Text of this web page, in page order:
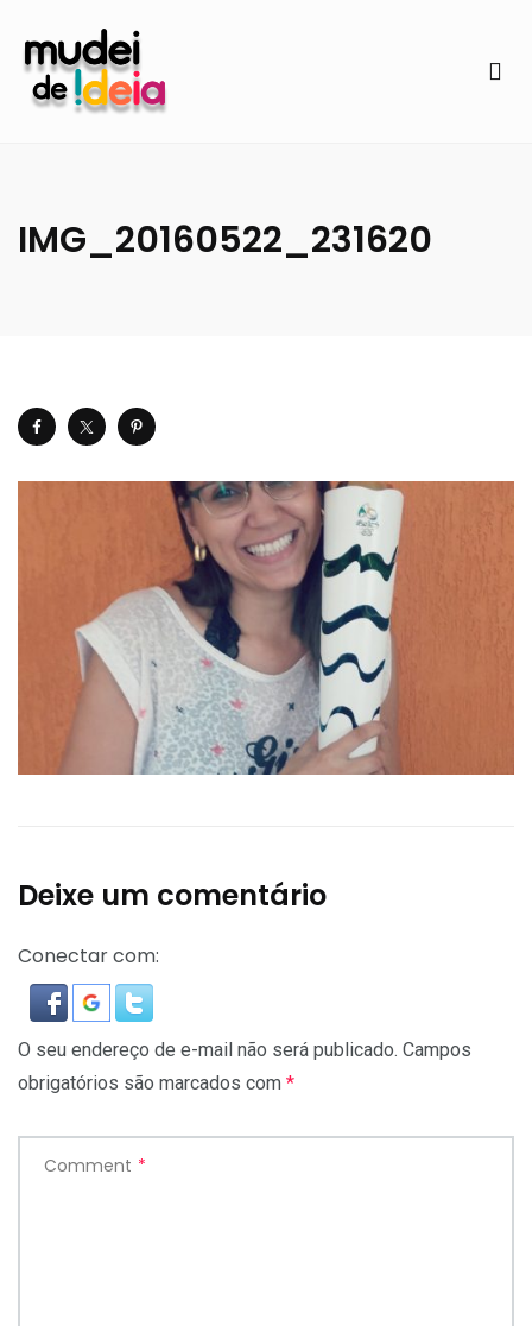
IMG_20160522_231620
Deixe um comentário
Conectar com:
O seu endereço de e-mail não será publicado. Campos
obrigatórios são marcados com *
Comment *